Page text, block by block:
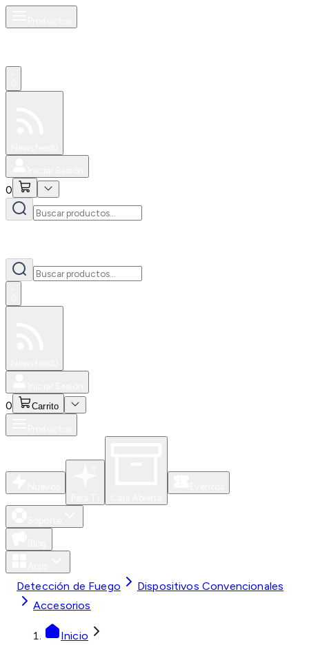
0
0 Carrito
Detección de Fuego
Dispositivos Convencionales
Accesorios
Inicio